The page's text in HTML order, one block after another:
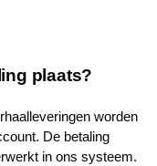
plaats?
worden
De betaling
in ons systeem.